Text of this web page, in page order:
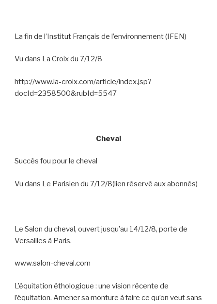
La fin de l’Institut Français de l’environnement (IFEN)
Vu dans La Croix du 7/12/8
http://www.la-croix.com/article/index.jsp?
docId=2358500&rubId=5547
Cheval
Succès fou pour le cheval
Vu dans Le Parisien du 7/12/8(lien réservé aux abonnés)
Le Salon du cheval, ouvert jusqu’au 14/12/8, porte de
Versailles à Paris.
www.salon-cheval.com
L’équitation éthologique : une vision récente de
l’équitation. Amener sa monture à faire ce qu’on veut sans